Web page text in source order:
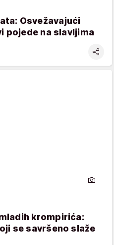
Osvežavajući
pojede na slavljima
krompirića:
se savršeno slaže